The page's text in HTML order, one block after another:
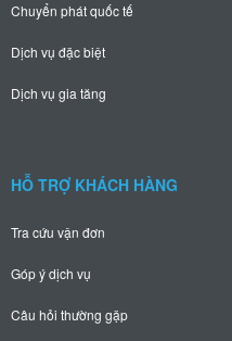
Chuyển phát quốc tế
Dịch vụ đặc biệt
Dịch vụ gia tăng
HỖ TRỢ KHÁCH HÀNG
Tra cứu vận đơn
Góp ý dịch vụ
Câu hỏi thường gặp